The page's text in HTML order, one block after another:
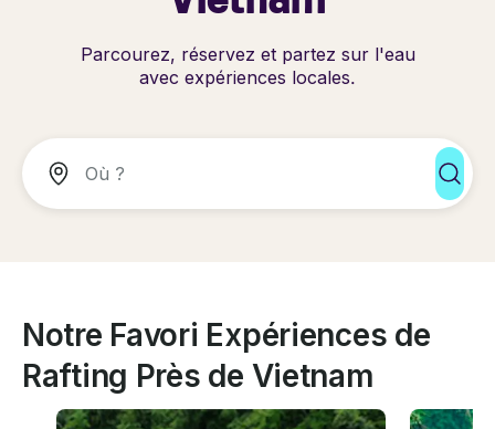
Parcourez, réservez et partez sur l'eau
avec expériences locales.
Notre Favori Expériences de
Rafting Près de Vietnam